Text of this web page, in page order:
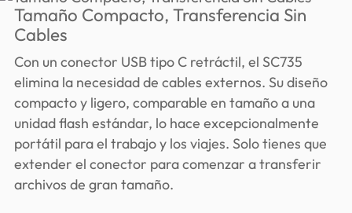
Tamaño Compacto, Transferencia Sin
Cables
Con un conector USB tipo C retráctil, el SC735
elimina la necesidad de cables externos. Su diseño
compacto y ligero, comparable en tamaño a una
unidad flash estándar, lo hace excepcionalmente
portátil para el trabajo y los viajes. Solo tienes que
extender el conector para comenzar a transferir
archivos de gran tamaño.